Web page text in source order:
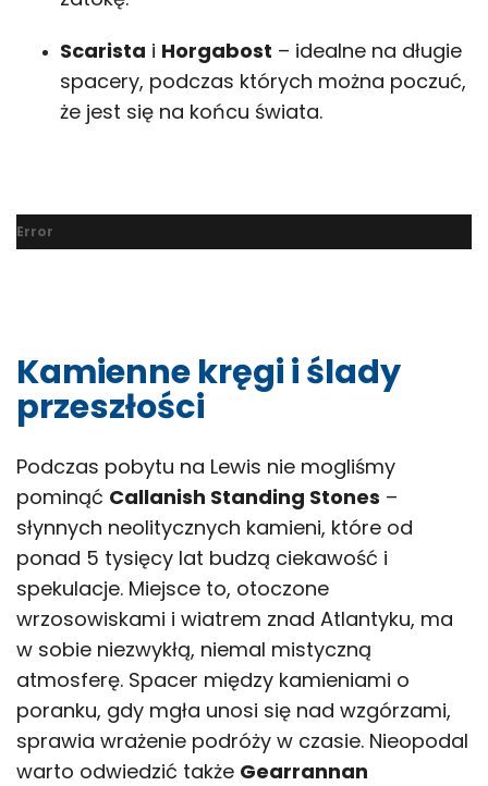
Scarista i Horgabost – idealne na długie
spacery, podczas których można poczuć,
że jest się na końcu świata.
Error
Kamienne kręgi i ślady
przeszłości
Podczas pobytu na Lewis nie mogliśmy
pominąć Callanish Standing Stones –
słynnych neolitycznych kamieni, które od
ponad 5 tysięcy lat budzą ciekawość i
spekulacje. Miejsce to, otoczone
wrzosowiskami i wiatrem znad Atlantyku, ma
w sobie niezwykłą, niemal mistyczną
atmosferę. Spacer między kamieniami o
poranku, gdy mgła unosi się nad wzgórzami,
sprawia wrażenie podróży w czasie. Nieopodal
warto odwiedzić także Gearrannan